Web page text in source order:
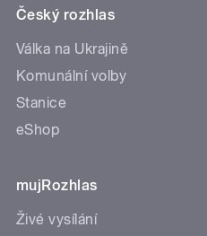
Český rozhlas
Válka na Ukrajině
Komunální volby
Stanice
eShop
mujRozhlas
Živé vysílání